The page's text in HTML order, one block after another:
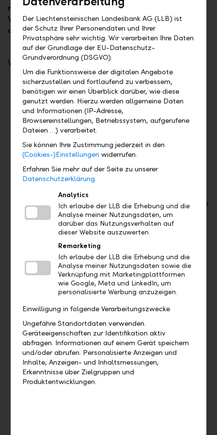
management for institutional and private clients.
We also support the LLB Group with our research
on equities, bonds, external funds, and so on.
We ...
have extensive experience relating to the
investment needs of private and institutional
clients.
have received multiple external awards for
the quality of our products.
use a strongly structured multi factor
investment approach with proprietary
software.
focus on classical investments and cooperate
with specialists in market niches.
manage a wide range of funds with more than
50 products for our clients.
take over the portfolio management for
schemes, businesses, and public institutions).
develop individual portfolios for our clients.
offer over 45 standardised, sustainable
strategies in the following implementation
forms: World ESG / ESG+, Switzerland ESG,
Alternative ESG, Passive ESG and Quality
Income ESG.
offer active and passive mandates.
design and launch structured products.
are distinguished by the high level of stability
of our personnel – the average length of
employment is more than 10 years.
Der Liechtensteinischen Landesbank AG (LLB) ist
der Schutz Ihrer Personendaten und Ihrer
Privatsphäre sehr wichtig. Wir verarbeiten Ihre Daten
auf der Grundlage der EU-Datenschutz-
Grundverordnung (DSGVO).
Um die Funktionsweise der digitalen Angebote
sicherzustellen und fortlaufend zu verbessern,
benötigen wir einen Überblick darüber, wie diese
genutzt werden. Hierzu werden allgemeine Daten
und Informationen (IP-Adresse,
Browsereinstellungen, Betriebssystem, aufgerufene
Dateien …) verarbeitet.
Sie können Ihre Zustimmung jederzeit in den
(Cookies-)Einstellungen widerrufen.
Erfahren Sie mehr auf der Seite zu unserer
Datenschutzerklärung.
Analytics
Ich erlaube der LLB die Erhebung und die
Analyse meiner Nutzungsdaten, um
darüber das Nutzungsverhalten auf
dieser Website auszuwerten
Remarketing
Ich erlaube der LLB die Erhebung und die
Analyse meiner Nutzungsdaten sowie die
Verknüpfung mit Marketingplattformen
wie Google, Meta und LinkedIn, um
personalisierte Werbung anzuzeigen.
Einwilligung in folgende Verarbeitungszwecke
Ungefähre Standortdaten verwenden.
Geräteeigenschaften zur Identifikation aktiv
abfragen. Informationen auf einem Gerät speichern
und/oder abrufen. Personalisierte Anzeigen und
Inhalte, Anzeigen- und Inhaltsmessungen,
Erkenntnisse über Zielgruppen und
Produktentwicklungen.